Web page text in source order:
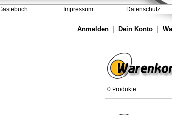
Impressum Datenschutz
Anmelden Dein Konto
0 Produkte